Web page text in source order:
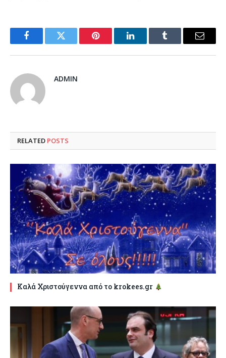
FacebookTwitter Pinterest LinkedInTumblr Email
ADMIN
RELATED POSTS
Καλά Χριστούγεννα από το krokees.gr